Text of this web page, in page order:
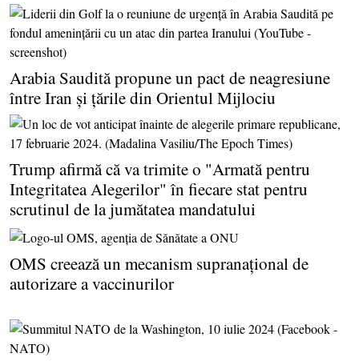
Arabia Saudită propune un pact de neagresiune
între Iran şi ţările din Orientul Mijlociu
Trump afirmă că va trimite o "Armată pentru
Integritatea Alegerilor" în fiecare stat pentru
scrutinul de la jumătatea mandatului
OMS creează un mecanism supranaţional de
autorizare a vaccinurilor